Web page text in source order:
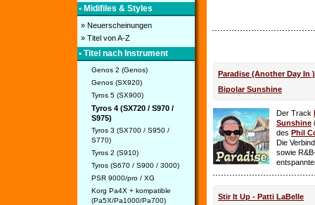
• Midifiles & Styles
» Neuerscheinungen
» Titel von A-Z
• Titel nach Instrument
Genos 2 (Genos)
Genos (SX920)
Tyros 5 (SX900)
Tyros 4 (SX720 / S970 /
S975)
Tyros 3 (SX700 / S950 /
S770)
Tyros 2 (S910)
Tyros (S670 / S900 / 3000)
PSR 9000/pro / XG
Korg Pa4X + kompatible
(Pa5X/Pa1000/Pa700)
Paradise (Another Day In
Bipolar Sunshine
Der Track
Sunshine
des Phil
Die
sowie
Stir It Up - Patti LaBelle